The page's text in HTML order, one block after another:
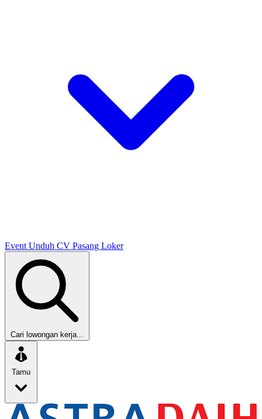
Event Unduh CV Pasang Loker
Cari lowongan kerja...
Tamu